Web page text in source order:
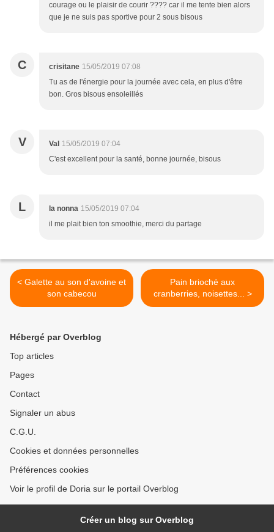
courage ou le plaisir de courir ???? car il me tente bien alors
que je ne suis pas sportive pour 2 sous bisous
C crisitane 15/05/2019 07:08
Tu as de l'énergie pour la journée avec cela, en plus d'être
bon. Gros bisous ensoleillés
V Val 15/05/2019 07:04
C'est excellent pour la santé, bonne journée, bisous
L la nonna 15/05/2019 07:04
il me plait bien ton smoothie, merci du partage
< Galette au son d'avoine et
son cabecou
Pain brioché aux
cranberries, noisettes... >
Hébergé par Overblog
Top articles
Pages
Contact
Signaler un abus
C.G.U.
Cookies et données personnelles
Préférences cookies
Voir le profil de Doria sur le portail Overblog
Créer un blog sur Overblog